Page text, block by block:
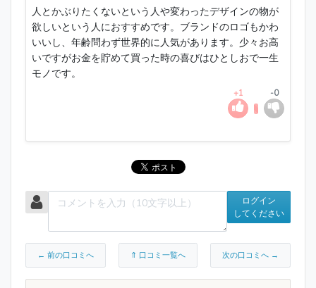
人とかぶりたくないという人や変わったデザインの物が
欲しいという人におすすめです。ブランドのロゴもかわ
いいし、年齢問わず世界的に人気があります。少々お高
いですがお金を貯めて買った時の喜びはひとしおで一生
モノです。
+1 -0
ログイン
してください
← 前の口コミへ ⇑ 口コミ一覧へ 次の口コミへ →